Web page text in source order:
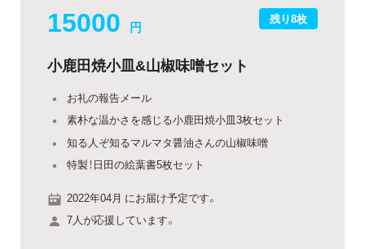
残り8枚
15000 円
小鹿田焼小皿&山椒味噌セット
お礼の報告メール
素朴な温かさを感じる小鹿田焼小皿3枚セット
知る人ぞ知るマルマタ醤油さんの山椒味噌
特製！日田の絵葉書5枚セット
2022年04月 にお届け予定です。
7人が応援しています。